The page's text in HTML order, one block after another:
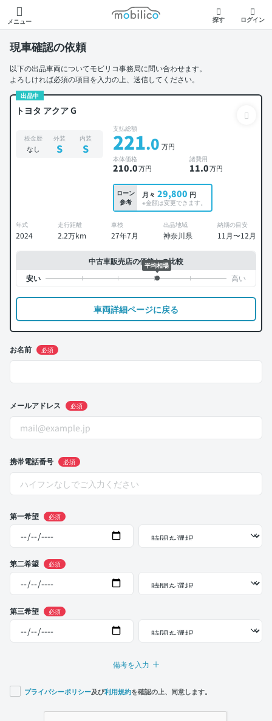
メニュー
モビリコ
探す ログイン
現車確認の依頼
以下の出品車両についてモビリコ事務局に問い合わせます。
よろしければ必須の項目を入力の上、送信してください。
出品中
トヨタ アクア G
板金歴
なし
外装
S
内装
S
支払総額
221.0 万円
本体価格
210.0万円
諸費用
11.0万円
ローン
参考
月々 29,800 円
※金額は変更できます。
年式
2024
走行距離
2.2万km
車検
27年7月
出品地域
神奈川県
納期の目安
11月〜12月
中古車販売店の価格との比較
平均相場
車両詳細ページに戻る
お名前 必須
メールアドレス 必須
携帯電話番号 必須
第一希望 必須
第二希望 必須
第三希望 必須
備考を入力
プライバシーポリシー及び利用規約を確認の上、同意します。